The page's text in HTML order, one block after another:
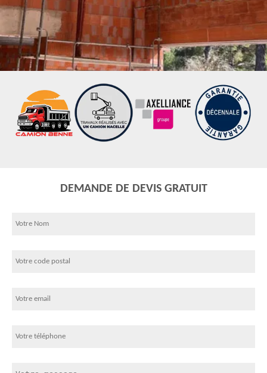
DEMANDE DE DEVIS GRATUIT